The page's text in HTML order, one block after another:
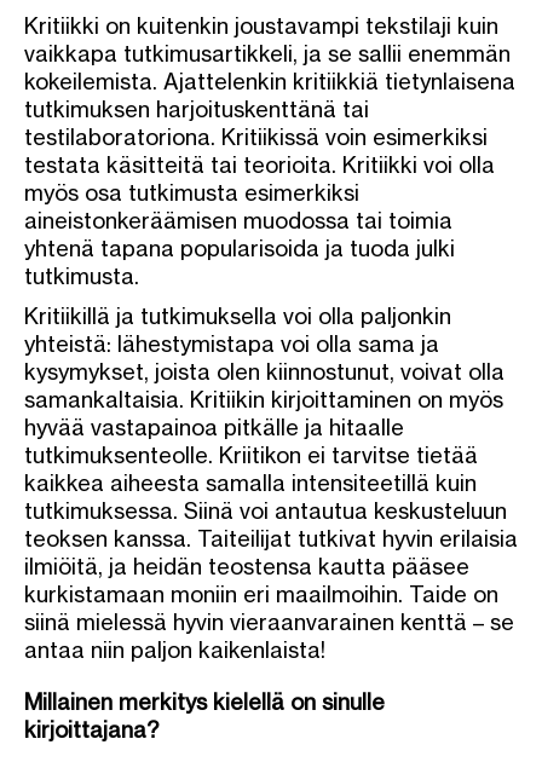
Kritiikki on kuitenkin joustavampi tekstilaji kuin
vaikkapa tutkimusartikkeli, ja se sallii enemmän
kokeilemista. Ajattelenkin kritiikkiä tietynlaisena
tutkimuksen harjoituskenttänä tai
testilaboratoriona. Kritiikissä voin esimerkiksi
testata käsitteitä tai teorioita. Kritiikki voi olla
myös osa tutkimusta esimerkiksi
aineistonkeräämisen muodossa tai toimia
yhtenä tapana popularisoida ja tuoda julki
tutkimusta.
Kritiikillä ja tutkimuksella voi olla paljonkin
yhteistä: lähestymistapa voi olla sama ja
kysymykset, joista olen kiinnostunut, voivat olla
samankaltaisia. Kritiikin kirjoittaminen on myös
hyvää vastapainoa pitkälle ja hitaalle
tutkimuksenteolle. Kriitikon ei tarvitse tietää
kaikkea aiheesta samalla intensiteetillä kuin
tutkimuksessa. Siinä voi antautua keskusteluun
teoksen kanssa. Taiteilijat tutkivat hyvin erilaisia
ilmiöitä, ja heidän teostensa kautta pääsee
kurkistamaan moniin eri maailmoihin. Taide on
siinä mielessä hyvin vieraanvarainen kenttä – se
antaa niin paljon kaikenlaista!
Millainen merkitys kielellä on sinulle
kirjoittajana?